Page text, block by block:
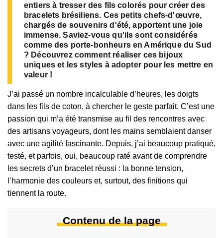
entiers à tresser des fils colorés pour créer des
bracelets brésiliens. Ces petits chefs-d'œuvre,
chargés de souvenirs d'été, apportent une joie
immense. Saviez-vous qu'ils sont considérés
comme des porte-bonheurs en Amérique du Sud
? Découvrez comment réaliser ces bijoux
uniques et les styles à adopter pour les mettre en
valeur !
J’ai passé un nombre incalculable d’heures, les doigts
dans les fils de coton, à chercher le geste parfait. C’est une
passion qui m’a été transmise au fil des rencontres avec
des artisans voyageurs, dont les mains semblaient danser
avec une agilité fascinante. Depuis, j’ai beaucoup pratiqué,
testé, et parfois, oui, beaucoup raté avant de comprendre
les secrets d’un bracelet réussi : la bonne tension,
l’harmonie des couleurs et, surtout, des finitions qui
tiennent la route.
Contenu de la page